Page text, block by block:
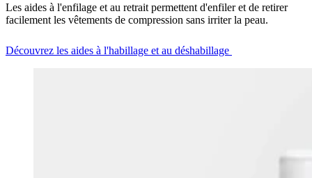
Les aides à l'enfilage et au retrait permettent d'enfiler et de retirer
facilement les vêtements de compression sans irriter la peau.
Découvrez les aides à l'habillage et au déshabillage